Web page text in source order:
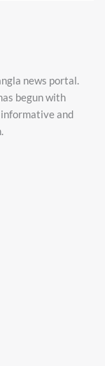
news portal.
begun with
and